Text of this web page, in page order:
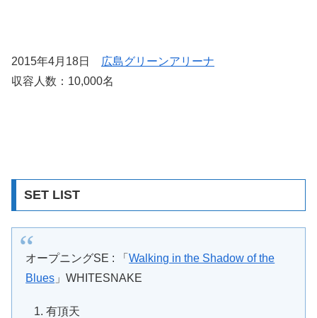
2015年4月18日 広島グリーンアリーナ
収容人数：10,000名
SET LIST
オープニングSE : 「Walking in the Shadow of the
Blues 」WHITESNAKE
有頂天